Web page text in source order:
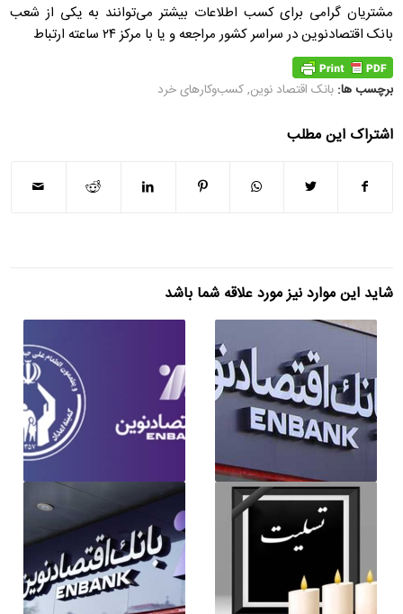
مشتریان گرامی برای کسب اطلاعات بیشتر می‌توانند به یکی از شعب
بانک اقتصادنوین در سراسر کشور مراجعه و یا با مرکز ۲۴ ساعته ارتباط
برچسب ها: بانک اقتصاد نوین,کسب‌وکارهای خرد
اشتراک این مطلب
شاید این موارد نیز مورد علاقه شما باشد